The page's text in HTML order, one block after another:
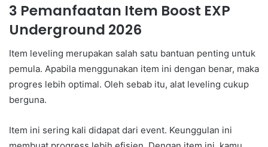
3 Pemanfaatan Item Boost EXP
Underground 2026
Item leveling merupakan salah satu bantuan penting untuk
pemula. Apabila menggunakan item ini dengan benar, maka
progres lebih optimal. Oleh sebab itu, alat leveling cukup
berguna.
Item ini sering kali didapat dari event. Keunggulan ini